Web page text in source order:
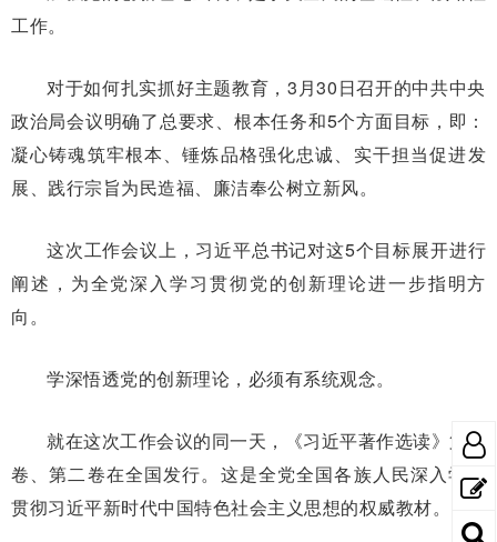
工作。
对于如何扎实抓好主题教育，3月30日召开的中共中央
政治局会议明确了总要求、根本任务和5个方面目标，即：
凝心铸魂筑牢根本、锤炼品格强化忠诚、实干担当促进发
展、践行宗旨为民造福、廉洁奉公树立新风。
这次工作会议上，习近平总书记对这5个目标展开进行
阐述，为全党深入学习贯彻党的创新理论进一步指明方
向。
学深悟透党的创新理论，必须有系统观念。
就在这次工作会议的同一天，《习近平著作选读》第一
卷、第二卷在全国发行。这是全党全国各族人民深入学习
贯彻习近平新时代中国特色社会主义思想的权威教材。